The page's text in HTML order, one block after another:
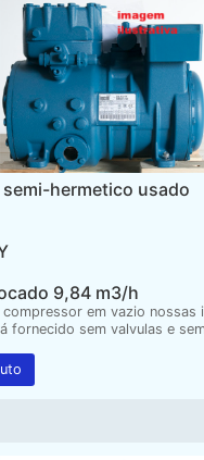
hermetico usado
9,84 m3/h
em vazio nossas
fornecido sem valvulas e